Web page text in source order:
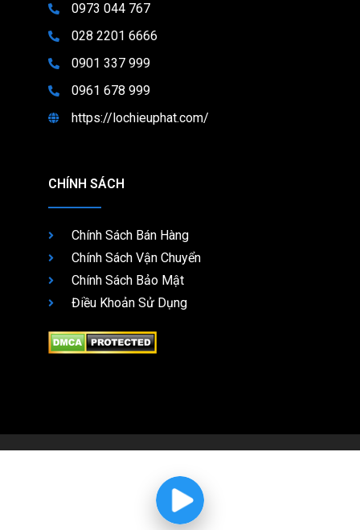
0973 044 767
028 2201 6666
0901 337 999
0961 678 999
https://lochieuphat.com/
CHÍNH SÁCH
Chính Sách Bán Hàng
Chính Sách Vận Chuyển
Chính Sách Bảo Mật
Điều Khoản Sử Dụng